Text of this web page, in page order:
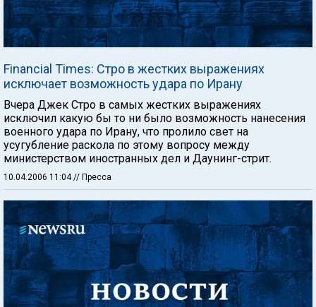
Financial Times: Стро в жестких выражениях
исключает возможность удара по Ирану
Вчера Джек Стро в самых жестких выражениях
исключил какую бы то ни было возможность нанесения
военного удара по Ирану, что пролило свет на
усугубление раскола по этому вопросу между
министерством иностранных дел и Даунинг-стрит.
10.04.2006 11:04 // Пресса